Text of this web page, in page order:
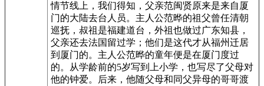
情节线上，我们得知，父亲范闽贤原来是来自厦
门的大陆去台人员。主人公范晔的祖父曾任清朝
巡抚，叔祖是福建道台，外祖也做过广东知县，
父亲还去法国留过学；他们是这代才从福州迁居
到厦门的。主人公范晔的童年便是在厦门度过
的。从学龄前的5岁写到上小学，也写尽了父母对
他的钟爱。后来，他随父母和同父异母的哥哥渡